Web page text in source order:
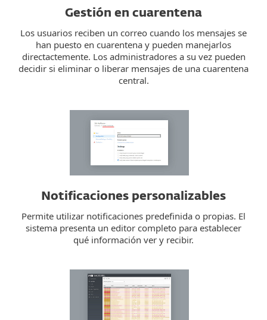
Gestión en cuarentena
Los usuarios reciben un correo cuando los mensajes se
han puesto en cuarentena y pueden manejarlos
directactemente. Los administradores a su vez pueden
decidir si eliminar o liberar mensajes de una cuarentena
central.
Notificaciones personalizables
Permite utilizar notificaciones predefinida o propias. El
sistema presenta un editor completo para establecer
qué información ver y recibir.